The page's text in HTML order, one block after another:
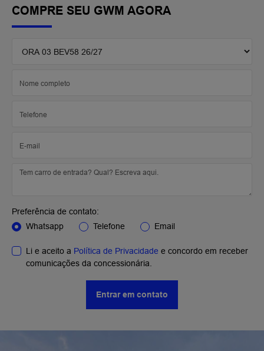
COMPRE SEU GWM AGORA
Preferência de contato:
Whatsapp
Telefone Email
Li e aceito a Política de Privacidade e concordo em receber
comunicações da concessionária.
Entrar em contato